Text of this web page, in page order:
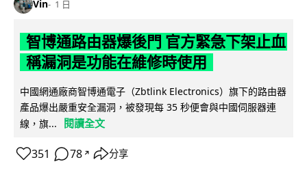
Vin 1 日
智博通路由器爆後門 官方緊急下架止血
稱漏洞是功能在維修時使用
中國網通廠商智博通電子（Zbtlink Electronics）旗下的路由器
產品爆出嚴重安全漏洞，被發現每 35 秒便會與中國伺服器連
線，旗...
閱讀全文
351 78 ↗ 分享